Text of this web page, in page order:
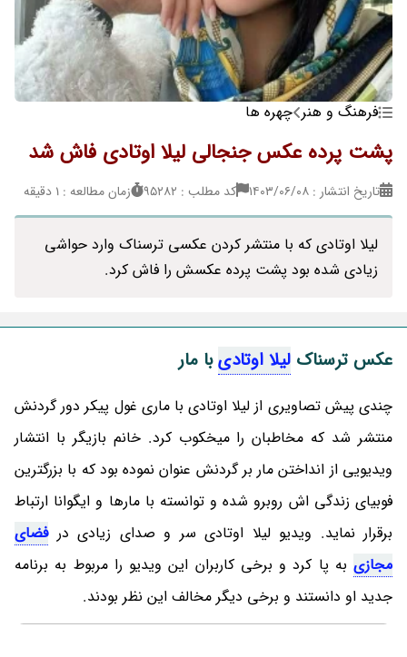
فرهنگ و هنر چهره ها
پشت پرده عکس جنجالی لیلا اوتادی فاش شد
تاریخ انتشار : ۱۴۰۳/۰۶/۰۸ کد مطلب : 95282 زمان مطالعه : 1 دقیقه
لیلا اوتادی که با منتشر کردن عکسی ترسناک وارد حواشی
زیادی شده بود پشت پرده عکسش را فاش کرد.
عکس ترسناک لیلا اوتادیبا مار
چندی پیش تصاویری از لیلا اوتادی با ماری غول پیکر دور گردنش
منتشر شد که مخاطبان را میخکوب کرد. خانم بازیگر با انتشار
ویدیویی از انداختن مار بر گردنش عنوان نموده بود که با بزرگترین
فوبیای زندگی اش روبرو شده و توانسته با مارها و ایگوانا ارتباط
برقرار نماید. ویدیو لیلا اوتادی سر و صدای زیادی درفضای
مجازی به پا کرد و برخی کاربران این ویدیو را مربوط به برنامه
جدید او دانستند و برخی دیگر مخالف این نظر بودند.